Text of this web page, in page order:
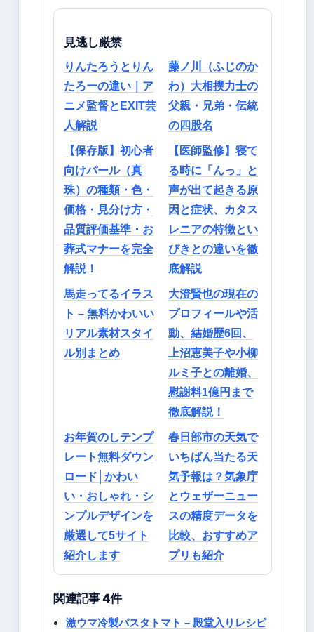
見逃し厳禁
りんたろうとりん
たろーの違い｜ア
ニメ監督とEXIT芸
人解説
藤ノ川（ふじのか
わ）大相撲力士の
父親・兄弟・伝統
の四股名
【保存版】初心者
向けパール（真
珠）の種類・色・
価格・見分け方・
品質評価基準・お
葬式マナーを完全
解説！
【医師監修】寝て
る時に「んっ」と
声が出て起きる原
因と症状、カタス
レニアの特徴とい
びきとの違いを徹
底解説
馬走ってるイラス
ト – 無料かわいい
リアル素材スタイ
ル別まとめ
大澄賢也の現在の
プロフィールや活
動、結婚歴6回、
上沼恵美子や小柳
ルミ子との離婚、
慰謝料1億円まで
徹底解説！
お年賀のしテンプ
レート無料ダウン
ロード│かわい
い・おしゃれ・シ
ンプルデザインを
厳選して5サイト
紹介します
春日部市の天気で
いちばん当たる天
気予報は？気象庁
とウェザーニュー
スの精度データを
比較、おすすめア
プリも紹介
関連記事 4件
激ウマ冷製パスタトマト – 殿堂入りレシピ